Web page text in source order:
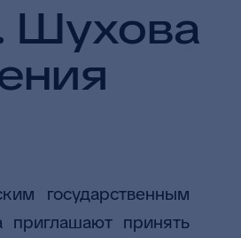
Шухова
государственным
приглашают принять